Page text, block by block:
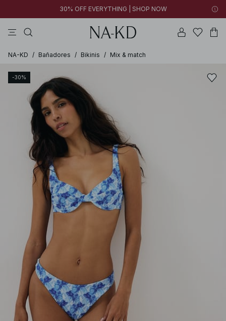
30% OFF EVERYTHING | SHOP NOW
NA-KD / Bañadores / Bikinis / Mix & match
-30%